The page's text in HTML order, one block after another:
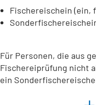
Fischereischein (ein,
Für Personen, die aus
Fischereiprüfung nicht
ein